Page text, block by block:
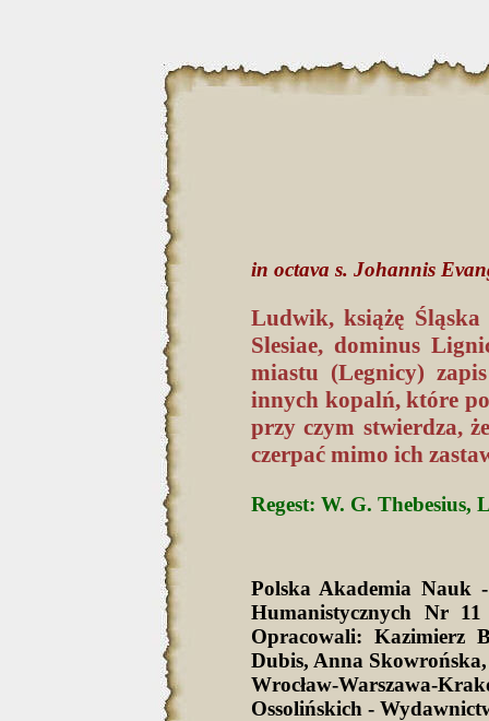
in octava s. Johannis
Ludwik, książę
Slesiae, dominus
miastu (Legnicy)
innych kopalń, które
przy czym stwierdza,
czerpać mimo ich
Regest: W. G. Thebesius,
Polska Akademia Nauk
Humanistycznych Nr
Opracowali: Kazimierz
Dubis, Anna
Wrocław-Warszawa-
Ossolińskich -